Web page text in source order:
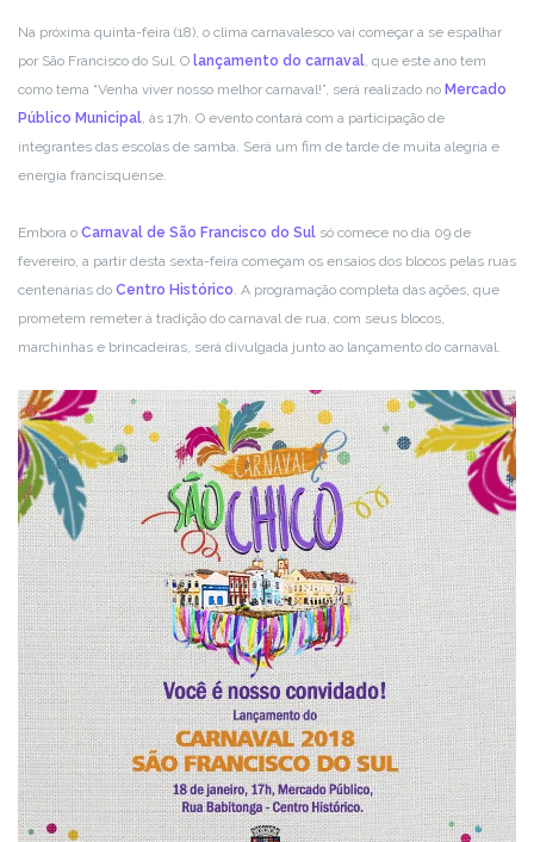
Na próxima quinta-feira (18), o clima carnavalesco vai começar a se espalhar
por São Francisco do Sul. O lançamento do carnaval, que este ano tem
como tema “Venha viver nosso melhor carnaval!”, será realizado no Mercado
Público Municipal, às 17h. O evento contará com a participação de
integrantes das escolas de samba. Será um fim de tarde de muita alegria e
energia francisquense.
Embora o Carnaval de São Francisco do Sul só comece no dia 09 de
fevereiro, a partir desta sexta-feira começam os ensaios dos blocos pelas ruas
centenárias do Centro Histórico. A programação completa das ações, que
prometem remeter à tradição do carnaval de rua, com seus blocos,
marchinhas e brincadeiras, será divulgada junto ao lançamento do carnaval.